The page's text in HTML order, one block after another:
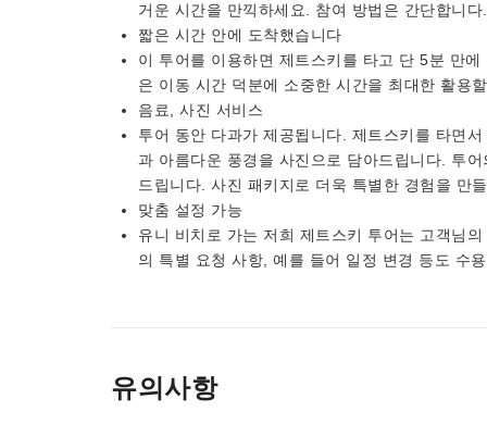
거운 시간을 만끽하세요. 참여 방법은 간단합니다.
짧은 시간 안에 도착했습니다
이 투어를 이용하면 제트스키를 타고 단 5분 만
은 이동 시간 덕분에 소중한 시간을 최대한 활용
음료, 사진 서비스
투어 동안 다과가 제공됩니다. 제트스키를 타면
과 아름다운 풍경을 사진으로 담아드립니다. 투
드립니다. 사진 패키지로 더욱 특별한 경험을 만들
맞춤 설정 가능
유니 비치로 가는 저희 제트스키 투어는 고객님
의 특별 요청 사항, 예를 들어 일정 변경 등도 수용
유의사항